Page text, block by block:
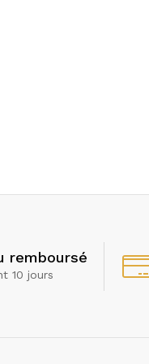
remboursé
10 jours